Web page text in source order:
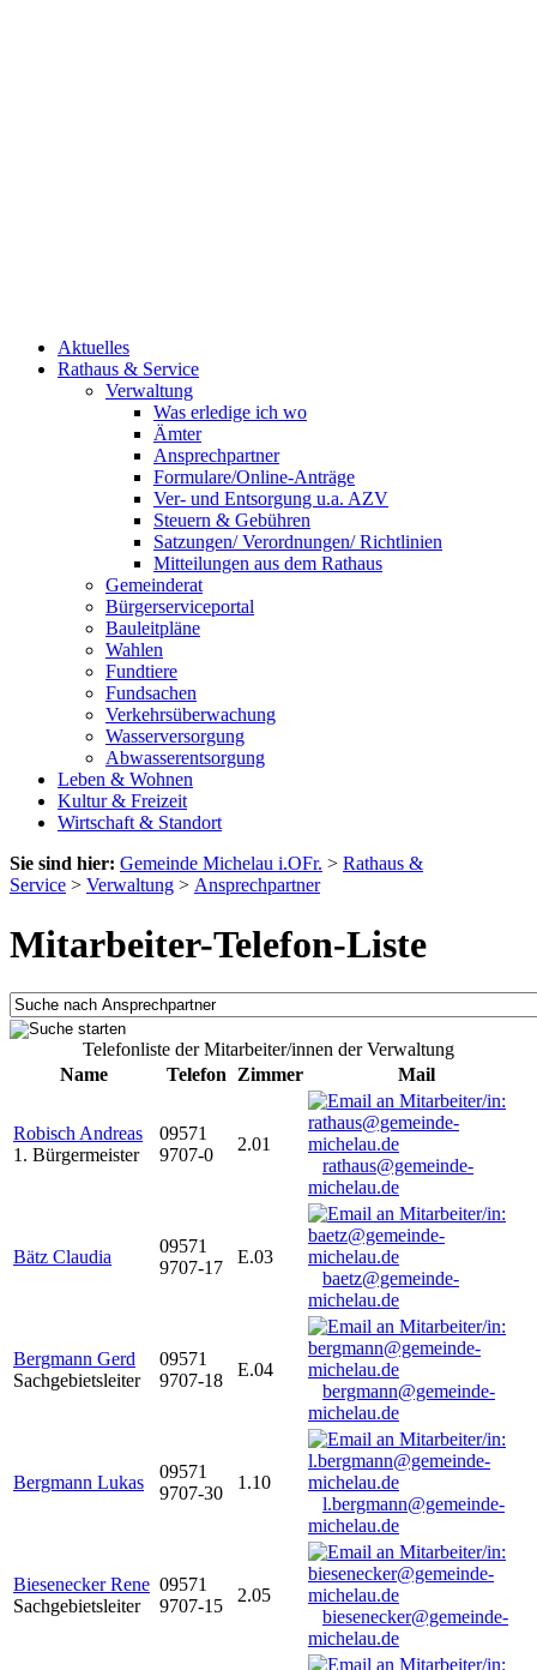
Aktuelles
Rathaus & Service
Verwaltung
Was erledige ich wo
Ämter
Ansprechpartner
Formulare/Online-Anträge
Ver- und Entsorgung u.a. AZV
Steuern & Gebühren
Satzungen/ Verordnungen/ Richtlinien
Mitteilungen aus dem Rathaus
Gemeinderat
Bürgerserviceportal
Bauleitpläne
Wahlen
Fundtiere
Fundsachen
Verkehrsüberwachung
Wasserversorgung
Abwasserentsorgung
Leben & Wohnen
Kultur & Freizeit
Wirtschaft & Standort
Sie sind hier: Gemeinde Michelau i.OFr. > Rathaus &
Service > Verwaltung > Ansprechpartner
Mitarbeiter-Telefon-Liste
Telefonliste der Mitarbeiter/innen der Verwaltung
Name
Telefon Zimmer Mail
Robisch Andreas
1. Bürgermeister
09571
9707-0
2.01
rathaus@gemeinde-
michelau.de
Bätz Claudia
09571
9707-17
E.03
baetz@gemeinde-
michelau.de
Bergmann Gerd
Sachgebietsleiter
09571
9707-18
E.04
bergmann@gemeinde-
michelau.de
Bergmann Lukas
09571
9707-30
1.10
l.bergmann@gemeinde-
michelau.de
Biesenecker Rene
Sachgebietsleiter
09571
9707-15
2.05
biesenecker@gemeinde-
michelau.de